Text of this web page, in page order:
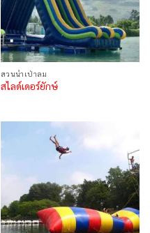
สวนน้ำเป่าลม
สไลด์เดอร์ยักษ์